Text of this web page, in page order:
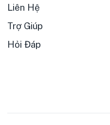
Liên Hệ
Trợ Giúp
Hỏi Đáp